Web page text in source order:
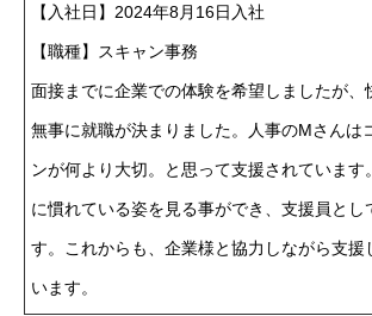
【入社日】2024年8月16日入社
【職種】スキャン事務
面接までに企業での体験を希望しましたが、
無事に就職が決まりました。人事のMさんは
ンが何より大切。と思って支援されています
に慣れている姿を見る事ができ、支援員とし
す。これからも、企業様と協力しながら支援
います。